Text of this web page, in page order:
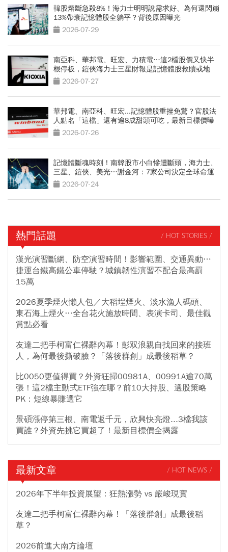
韓股熔斷急殺8%！海力士明明說需求好、為何還閃崩
13%帶衰記憶體股全躺平？背後原因曝光
2026-07-29
南亞科、華邦電、旺宏、力積電…這2檔股價又快半
根停板，鎧俠海力士三星財報是記憶體股救贖或地
獄？2026-07-27
華邦電、南亞科、旺宏...記憶體股重挫免驚？官股法
人點名「這檔」還有逾8成甜頭可吃，最新目標價曝
光 2026-07-26
記憶體斷魂時刻！南韓股市小白慘遭斷頭，海力士、
三星、鎧俠、美光…謝金河：7家公司決定全球命運
2026-07-24
熱門話題 / HOT STORIES /
漢光演習斷網、防空演習時間！影響範圍、交通異動…
捷運台鐵高鐵公車停駛？城鎮韌性演習不配合最高罰
15萬
2026夏季煙火懶人包／大稻埕煙火、淡水漁人碼頭、
東石海上煙火…全台花火施放時間、表演卡司、最佳觀
賞點必看
友達二把手柯富仁裸辭內幕！彭双浪親自找回來的接班
人，為何最後撕破臉？「落後群創」成最後稻草？
比0050更值得買？外資狂掃00981A、00991A逾70萬
張！這2檔主動式ETF強在哪？前10大持股、選股策略
PK：短線暴賺選它
景碩漲停第三根、南電返千元，欣興快亮燈...3檔我該
買誰？外資先挑它買超了！最新目標價全揭露
最新文章 / HOT NEWS /
2026年下半年投資展望：狂熱漲勢 vs 嚴峻現實
友達二把手柯富仁裸辭內幕！「落後群創」成最後稻
草？
2026前進大南方論壇